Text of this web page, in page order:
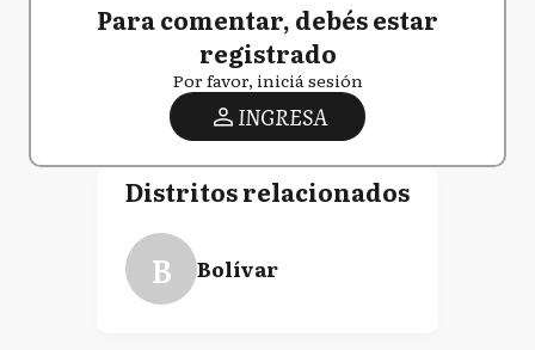
Para comentar, debés estar
registrado
Por favor, iniciá sesión
INGRESA
Distritos relacionados
B Bolívar